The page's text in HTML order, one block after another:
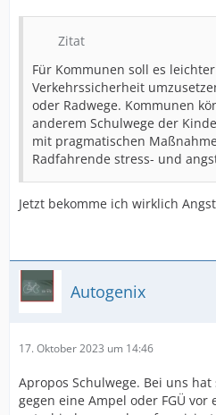
Zitat
Für Kommunen soll es
Verkehrssicherheit
oder Radwege. Kommunen
anderem Schulwege der
mit pragmatischen
Radfahrende stress- und
Jetzt bekomme ich wirklich Angst
Autogenix
17. Oktober 2023 um 14:46
Apropos Schulwege. Bei uns
gegen eine Ampel oder FGÜ